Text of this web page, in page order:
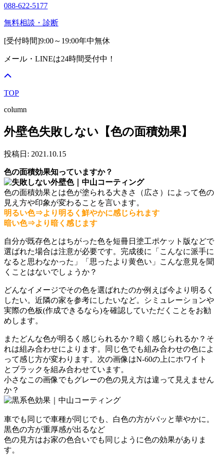
088-622-5177
無料相談・診断
[受付時間]9:00～19:00年中無休
メール・LINEは24時間受付中！
TOP
column
外壁色失敗しない【色の面積効果】
投稿日: 2021.10.15
色の面積効果知っていますか？
色の面積効果とは色が塗られる大きさ（広さ）によって色の
見え方や印象が変わることを言います。
明るい色⇒より明るく鮮やかに感じられます
暗い色⇒より暗く感じます
自分が既存色とはちがった色を短冊日塗工ポケット版などで
選ばれた場合は注意が必要です。完成後に「こんなに派手に
なると思わなかった」「思ったより黄色い」こんな意見を聞
くことはないでしょうか？
どんなイメージでその色を選ばれたのか例えば今より明るく
したい。近隣の家を参考にしたいなど。シミュレーションや
実際の色板(作成できるなら)を確認していただくことをお勧
めします。
またどんな色が明るく感じられるか？暗く感じられるか？そ
れは組み合わせによります。同じ色でも組み合わせの色によ
って感じ方が変わります。次の画像はN-60の上にホワイト
とブラックを組み合わせています。
小さなこの画像でもグレーの色の見え方は違って見えません
か？
車でも同じで車種が同じでも、白色の方がパッと華やかに。
黒色の方が重厚感が出るなど
色の見方はお家の色合いでも同じように色の効果がありま
す。